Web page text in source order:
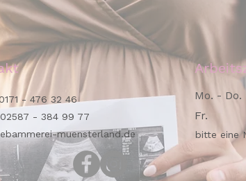
- 476 32 46
02587 - 384 99 77
muensterland.de
Mo. - Do.
Fr.
bitte eine